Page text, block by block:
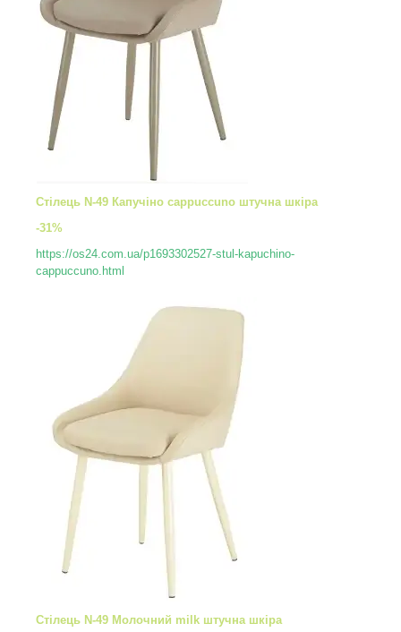
Стілець N-49 Капучіно cappuccuno штучна шкіра
-31%
https://os24.com.ua/p1693302527-stul-kapuchino-
cappuccuno.html
Стілець N-49 Молочний milk штучна шкіра